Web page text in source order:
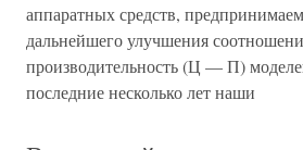
аппаратных средств,
дальнейшего улучшения
производительность (Ц — П)
последние несколько лет наши